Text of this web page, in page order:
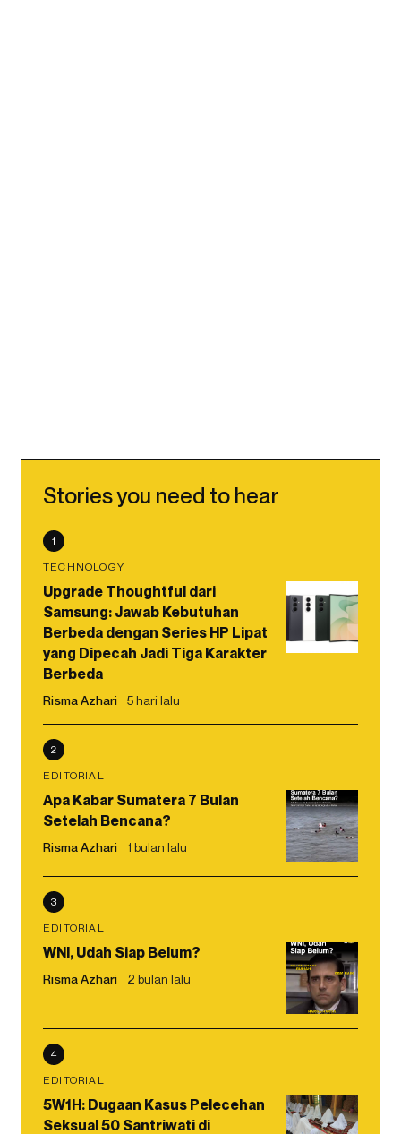
Stories you need to hear
1
TECHNOLOGY
Upgrade Thoughtful dari
Samsung: Jawab Kebutuhan
Berbeda dengan Series HP Lipat
yang Dipecah Jadi Tiga Karakter
Berbeda
Risma Azhari 5 hari lalu
2
EDITORIAL
Apa Kabar Sumatera 7 Bulan
Setelah Bencana?
Risma Azhari 1 bulan lalu
3
EDITORIAL
WNI, Udah Siap Belum?
Risma Azhari 2 bulan lalu
4
EDITORIAL
5W1H: Dugaan Kasus Pelecehan
Seksual 50 Santriwati di